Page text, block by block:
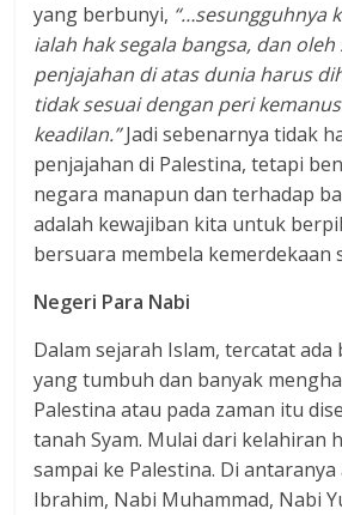
yang berbunyi, “…sesungguhnya
ialah hak segala bangsa, dan
penjajahan di atas dunia harus
tidak sesuai dengan peri
keadilan.”Jadi sebenarnya tidak
penjajahan di Palestina, tetapi
negara manapun dan terhadap
adalah kewajiban kita untuk
bersuara membela kemerdekaan
Negeri Para Nabi
Dalam sejarah Islam, tercatat ada
yang tumbuh dan banyak
Palestina atau pada zaman itu
tanah Syam. Mulai dari kelahiran
sampai ke Palestina. Di
Ibrahim, Nabi Muhammad, Nabi